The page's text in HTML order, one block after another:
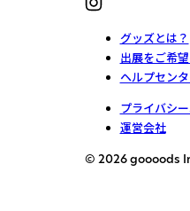
グッズとは？
出展をご希
ヘルプセン
プライバシ
運営会社
© 2026 goooods